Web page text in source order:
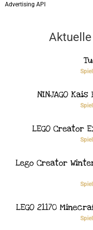
Advertising API
NINJAGO Kais
LEGO Creator
Lego Creator
LEGO 21170